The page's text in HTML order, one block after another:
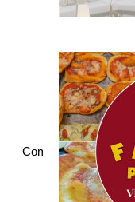
Commenti